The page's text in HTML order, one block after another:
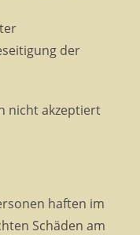
der
nicht akzeptiert
haften im
Schäden am